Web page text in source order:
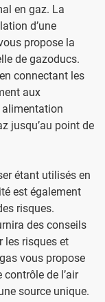
en gaz. La
d’une
propose la
de gazoducs.
connectant les
aux
alimentation
jusqu’au point de
étant utilisés en
est également
risques.
des conseils
les risques et
vous propose
de l’air
source unique.